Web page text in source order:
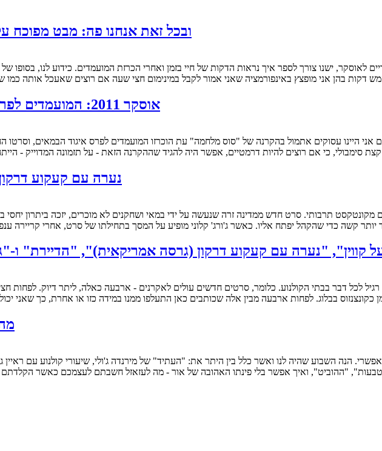
ובכל זאת אנחנו פה: מבט מפוכח על
דקות בהן אני מופצץ באינפורמציה שאני אמור לקבל במינימום חצי שעה אם רוצים שאעכל אותה כמו
אוסקר 2011: המועמדים לפרס איגוד הבמאים ומצב המירוץ
אני היינו עסוקים אתמול בהקרנה של "סוס מלחמה" עת הוכרזו המועמדים לפרס איגוד הבמאים, וסרטו
סימבולי, כי אם רוצים להיות דרמטיים, אפשר היה להגיד שההקרנה הזאת - על תזמונה המדוייק -
"נערה עם קעקוע
יותר קשה כדי שהקהל יפתח אליו. כאשר ג'ורג' קלוני מופיע על המסך בתחילתו של סרט, אחרי קריירה
לשנת 2011, אבל הוא גם סוף שבוע רגיל לכל דבר בבתי הקולנוע. כלומר, סרטים חדשים עולים לאקרנים - ארבעה כאלה, ליתר
בבלוג. לפחות ארבעה מבין אלה שכותבים כאן התעלפו ממנו במידה כזו או אחרת, כך שאני
הנה השבוע שהיה לנו ואשר כלל בין היתר את: "העתיד" של מירנדה ג'ולי, שיעורי קולנוע עם ראיין
"ההוביט", ואיך אפשר בלי פינתו האהובה של אור - מה לעזאזל חשבתם לעצמכם כאשר הקלדתם